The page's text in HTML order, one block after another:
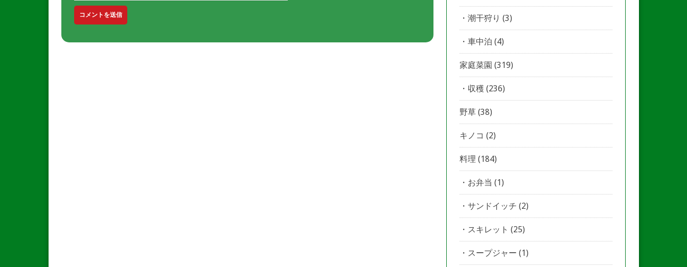
潮干狩り (3)
車中泊 (4)
家庭菜園 (319)
収穫 (236)
野草(38)
キノコ (2)
料理 (184)
お弁当 (1)
サンドイッチ (2)
スキレット (25)
スープジャー (1)